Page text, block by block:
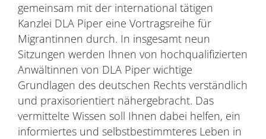
gemeinsam mit der international tätigen
Kanzlei DLA Piper eine Vortragsreihe für
Migrantinnen durch. In insgesamt neun
Sitzungen werden Ihnen von hochqualifizierten
Anwältinnen von DLA Piper wichtige
Grundlagen des deutschen Rechts verständlich
und praxisorientiert nähergebracht. Das
vermittelte Wissen soll Ihnen dabei helfen, ein
informiertes und selbstbestimmteres Leben in